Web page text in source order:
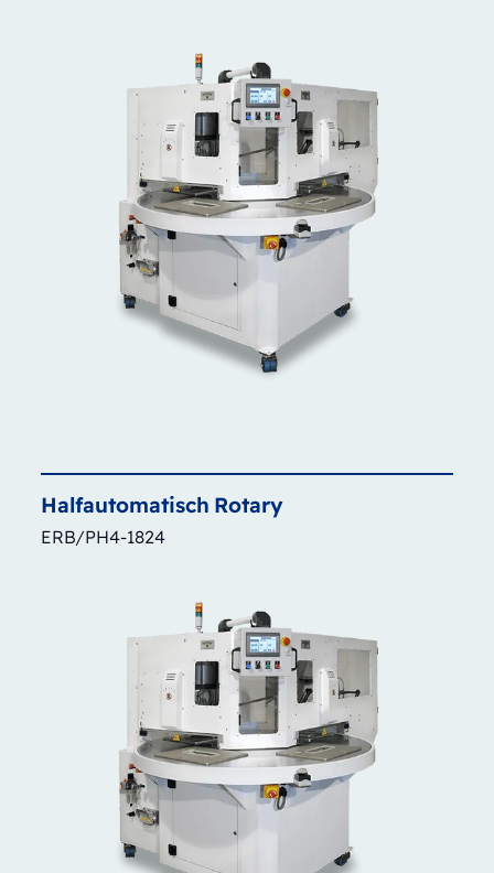
Halfautomatisch Rotary
ERB/PH4-1824